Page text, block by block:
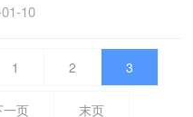
10
1 2 3
一页 末页